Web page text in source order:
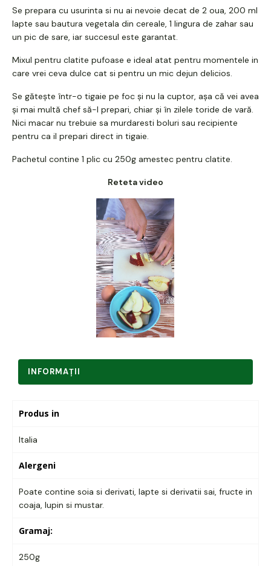
Se prepara cu usurinta si nu ai nevoie decat de 2 oua, 200 ml
lapte sau bautura vegetala din cereale, 1 lingura de zahar sau
un pic de sare, iar succesul este garantat.
Mixul pentru clatite pufoase e ideal atat pentru momentele in
care vrei ceva dulce cat si pentru un mic dejun delicios.
Se gătește într-o tigaie pe foc și nu la cuptor, așa că vei avea
și mai multă chef să-l prepari, chiar și în zilele toride de vară.
Nici macar nu trebuie sa murdaresti boluri sau recipiente
pentru ca il prepari direct in tigaie.
Pachetul contine 1 plic cu 250g amestec pentru clatite.
Reteta video
INFORMAŢII
Produs in
Italia
Alergeni
Poate contine soia si derivati, lapte si derivatii sai, fructe in
coaja, lupin si mustar.
Gramaj:
250g